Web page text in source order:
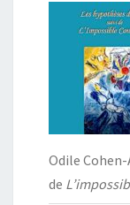
Odile Cohen-
de